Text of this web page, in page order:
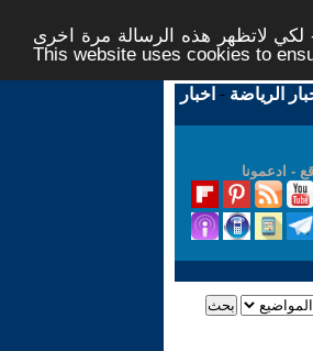
لاتظهر هذه الرسالة مرة اخرى -
This website uses cookies to
الرياضة - اخبار
- ادعمونا